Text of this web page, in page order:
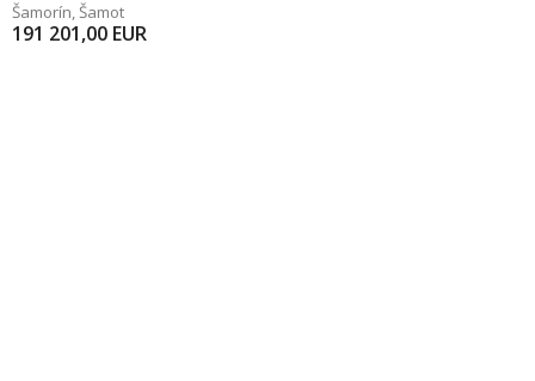
Šamorín,Šamot
191 201,00 EUR